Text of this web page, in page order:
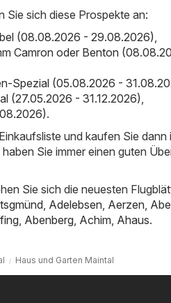
Sie sich diese Prospekte an:
(08.08.2026 - 29.08.2026)
Camron oder Benton
Spezial (05.08.2026 -
(27.05.2026 - 31.12.2026)
.
und kaufen Sie dann
Sie immer einen guten
Sie sich die neuesten
Adelebsen Aerzen
Abenberg Achim Ahaus.
Haus und Garten Maintal